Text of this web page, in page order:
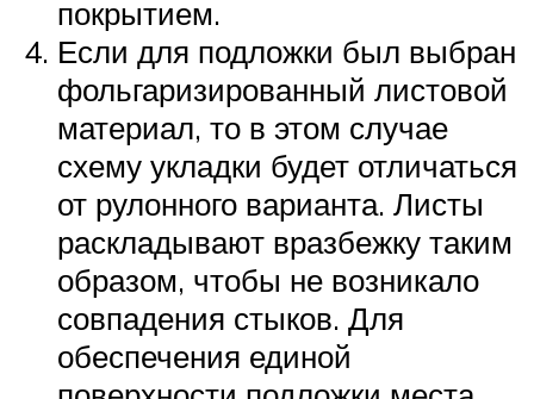
покрытием.
Если для подложки был выбран
фольгаризированный листовой
материал, то в этом случае
схему укладки будет отличаться
от рулонного варианта. Листы
раскладывают вразбежку таким
образом, чтобы не возникало
совпадения стыков. Для
обеспечения единой